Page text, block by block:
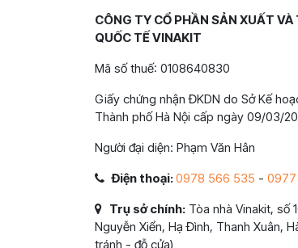
CÔNG TY CỔ PHẦN SẢN XUẤT
QUỐC TẾ VINAKIT
Mã số thuế: 0108640830
Giấy chứng nhận ĐKDN do Sở Kế
Thành phố Hà Nội cấp ngày 09/03/
Người đại diện: Phạm Văn Hân
Điện thoại:0978 566 535 -
Trụ sở chính: Tòa nhà Vinakit, số
Nguyễn Xiển, Hạ Đình, Thanh Xuân,
tránh - đỗ cửa)